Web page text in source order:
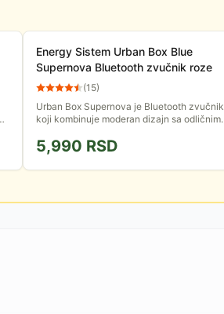
Energy Sistem Urban Box Blue
Supernova Bluetooth zvučnik roze
(15)
Urban Box Supernova je Bluetooth zvučnik
koji kombinuje moderan dizajn sa odličnim
čist i uravnotežen...
5,990 RSD